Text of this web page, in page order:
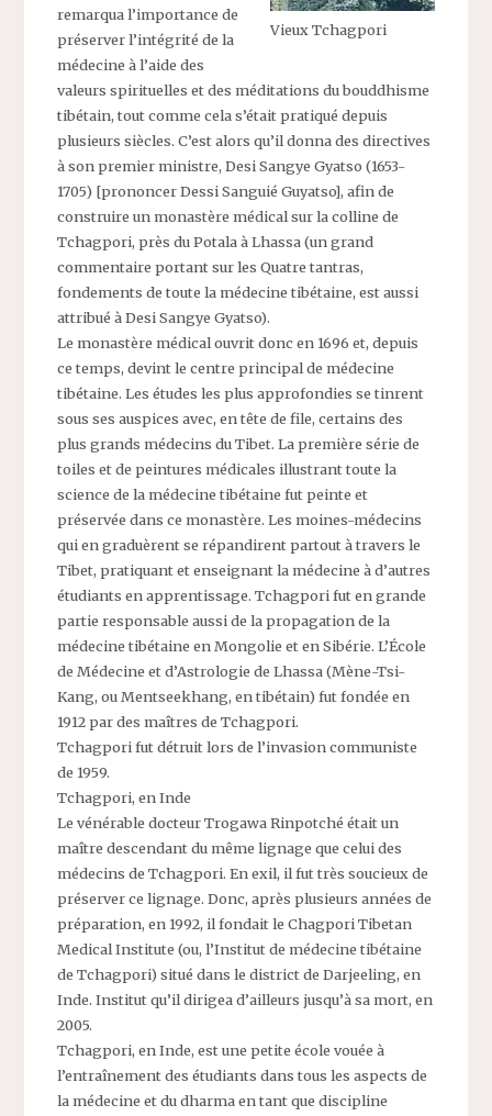
Vieux Tchagpori
remarqua l’importance de
préserver l’intégrité de la
médecine à l’aide des
valeurs spirituelles et des méditations du bouddhisme
tibétain, tout comme cela s’était pratiqué depuis
plusieurs siècles. C’est alors qu’il donna des directives
à son premier ministre, Desi Sangye Gyatso (1653-
1705) [prononcer Dessi Sanguié Guyatso], afin de
construire un monastère médical sur la colline de
Tchagpori, près du Potala à Lhassa (un grand
commentaire portant sur les Quatre tantras,
fondements de toute la médecine tibétaine, est aussi
attribué à Desi Sangye Gyatso).
Le monastère médical ouvrit donc en 1696 et, depuis
ce temps, devint le centre principal de médecine
tibétaine. Les études les plus approfondies se tinrent
sous ses auspices avec, en tête de file, certains des
plus grands médecins du Tibet. La première série de
toiles et de peintures médicales illustrant toute la
science de la médecine tibétaine fut peinte et
préservée dans ce monastère. Les moines-médecins
qui en graduèrent se répandirent partout à travers le
Tibet, pratiquant et enseignant la médecine à d’autres
étudiants en apprentissage. Tchagpori fut en grande
partie responsable aussi de la propagation de la
médecine tibétaine en Mongolie et en Sibérie. L’École
de Médecine et d’Astrologie de Lhassa (Mène-Tsi-
Kang, ou Mentseekhang, en tibétain) fut fondée en
1912 par des maîtres de Tchagpori.
Tchagpori fut détruit lors de l’invasion communiste
de 1959.
Tchagpori, en Inde
Le vénérable docteur Trogawa Rinpotché était un
maître descendant du même lignage que celui des
médecins de Tchagpori. En exil, il fut très soucieux de
préserver ce lignage. Donc, après plusieurs années de
préparation, en 1992, il fondait le Chagpori Tibetan
Medical Institute (ou, l’Institut de médecine tibétaine
de Tchagpori) situé dans le district de Darjeeling, en
Inde. Institut qu’il dirigea d’ailleurs jusqu’à sa mort, en
2005.
Tchagpori, en Inde, est une petite école vouée à
l’entraînement des étudiants dans tous les aspects de
la médecine et du dharma en tant que discipline